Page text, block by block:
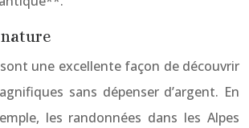
une excellente façon de découvrir
sans dépenser d’argent. En
les randonnées dans les Alpes